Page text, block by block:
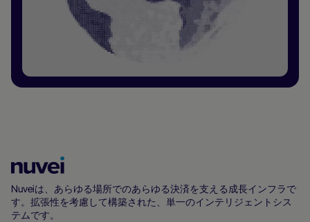
ホ
ー
Nuveiは、あらゆる場所でのあらゆる決済を支える成長インフラで
す。拡張性を考慮して構築された、単一のインテリジェントシス
テムです。